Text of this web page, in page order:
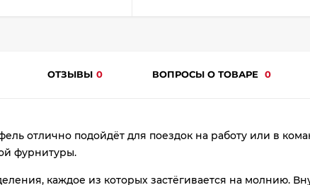
ОТЗЫВЫ 0 ВОПРОСЫ О ТОВАРЕ 0
отлично подойдёт для поездок на работу или в
фурнитуры.
каждое из которых застёгивается на молнию.